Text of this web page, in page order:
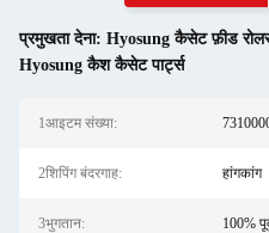
प्रमुखता देना: Hyosung कैसेट फ़ीड
Hyosung कैश कैसेट पार्ट्स
1आइटम संख्या:
2शिपिंग बंदरगाह: हांगकांग
3भुगतान: 100%